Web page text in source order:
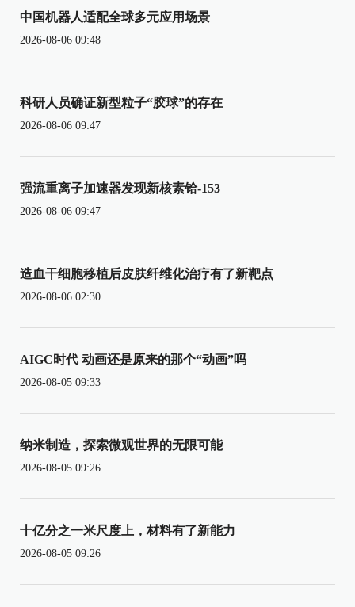
中国机器人适配全球多元应用场景
2026-08-06 09:48
科研人员确证新型粒子“胶球”的存在
2026-08-06 09:47
强流重离子加速器发现新核素铪-153
2026-08-06 09:47
造血干细胞移植后皮肤纤维化治疗有了新靶点
2026-08-06 02:30
AIGC时代 动画还是原来的那个“动画”吗
2026-08-05 09:33
纳米制造，探索微观世界的无限可能
2026-08-05 09:26
十亿分之一米尺度上，材料有了新能力
2026-08-05 09:26